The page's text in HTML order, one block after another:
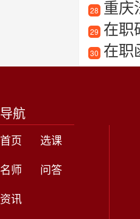
28 重庆
29 在职
30 在职
导航
首页
选课
名师
问答
资讯